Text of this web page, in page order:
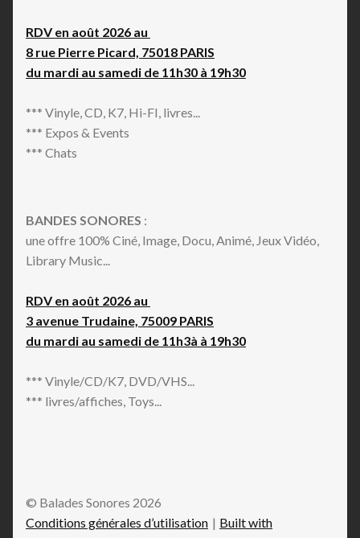
RDV en août 2026 au
8 rue Pierre Picard, 75018 PARIS
du mardi au samedi de 11h30 à 19h30
*** Vinyle, CD, K7, Hi-FI, livres...
*** Expos & Events
*** Chats
BANDES SONORES :
une offre 100% Ciné, Image, Docu, Animé, Jeux Vidéo,
Library Music...
RDV en août 2026 au
3 avenue Trudaine, 75009 PARIS
du mardi au samedi de 11h3à à 19h30
*** Vinyle/CD/K7, DVD/VHS...
*** livres/affiches, Toys...
© Balades Sonores 2026
Conditions générales d’utilisation
Built with